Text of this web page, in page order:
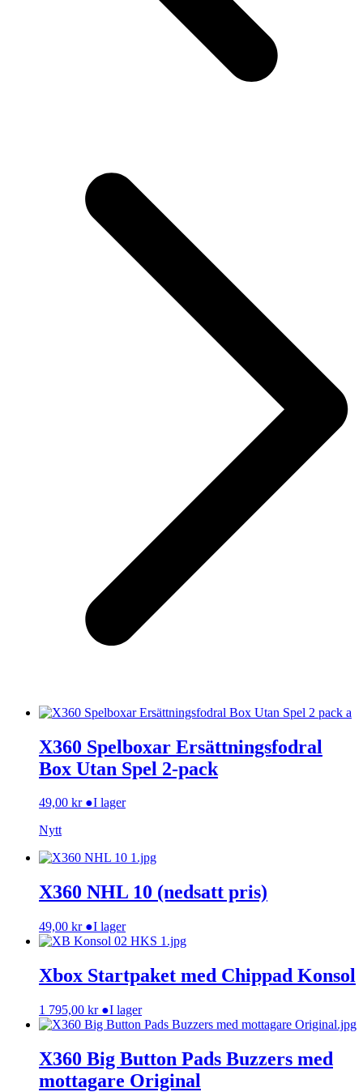
X360 Spelboxar Ersättningsfodral
Box Utan Spel 2-pack
49,00 kr ●I lager
Nytt
X360 NHL 10 (nedsatt pris)
49,00 kr ●I lager
Xbox Startpaket med Chippad Konsol
1 795,00 kr ●I lager
X360 Big Button Pads Buzzers med
mottagare Original